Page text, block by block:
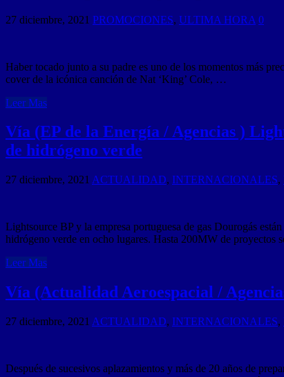
27 diciembre, 2021 PROMOCIONES, ULTIMA HORA 0
Haber tocado junto a su padre es uno de los momentos más
cover de la icónica canción de Nat ‘King’ Cole, …
Leer Mas
Vía (EP de la Energía / Agencias )
de hidrógeno verde
27 diciembre, 2021 ACTUALIDAD, INTERNACIONALES,
Lightsource BP y la empresa portuguesa de gas Dourogás
hidrógeno verde en ocho lugares. Hasta 200MW de
Leer Mas
Vía (Actualidad Aeroespacial /
27 diciembre, 2021 ACTUALIDAD, INTERNACIONALES,
Después de sucesivos aplazamientos y más de 20 años de